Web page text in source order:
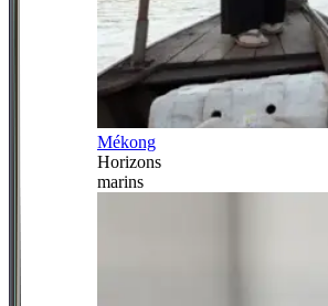
Mékong
Horizons
marins